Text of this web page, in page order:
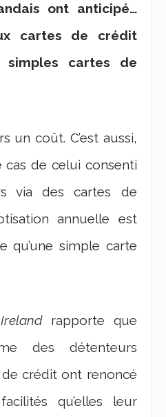
ont anticipé…
cartes de crédit
cartes de
un coût. C’est aussi,
de celui consenti
via des cartes de
annuelle est
qu’une simple carte
rapporte que
des détenteurs
crédit ont renoncé
qu’elles leur